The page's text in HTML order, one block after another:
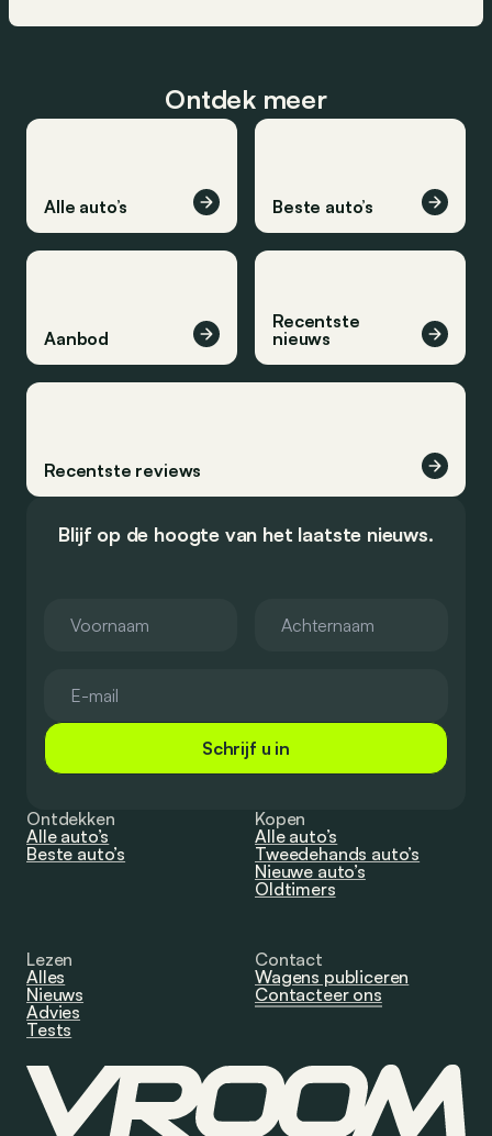
Ontdek meer
Alle auto’s Beste auto’s
Aanbod
Recentste
nieuws
Recentste reviews
Blijf op de hoogte van het laatste nieuws.
Schrijf u in
Ontdekken
Alle auto’s
Beste auto’s
Kopen
Alle auto’s
Tweedehands auto’s
Nieuwe auto’s
Oldtimers
Lezen
Alles
Nieuws
Advies
Tests
Contact
Wagens publiceren
Contacteer ons